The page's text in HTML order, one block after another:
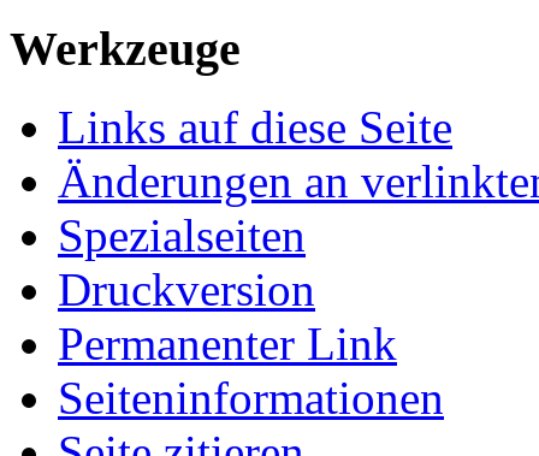
Werkzeuge
Links auf diese Seite
Änderungen an
Spezialseiten
Druckversion
Permanenter Link
Seiten­informationen